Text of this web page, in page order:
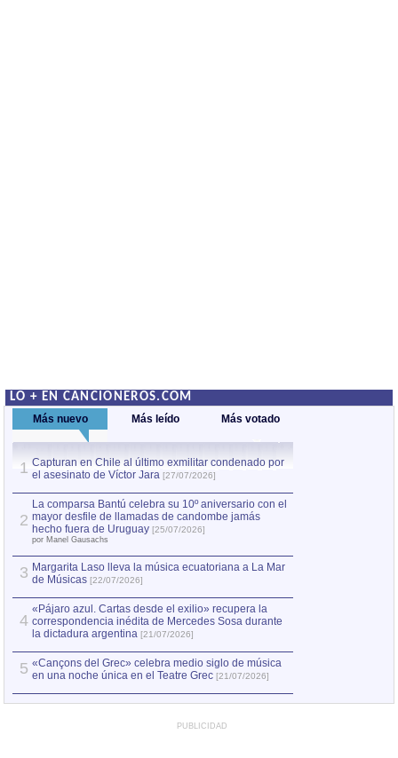
LO + EN CANCIONEROS.COM
Más nuevo Más leído Más votado
1 Capturan en Chile al último exmilitar condenado por
el asesinato de Víctor Jara [27/07/2026]
2
La comparsa Bantú celebra su 10º aniversario con el
mayor desfile de llamadas de candombe jamás
hecho fuera de Uruguay [25/07/2026]
por Manel Gausachs
3 Margarita Laso lleva la música ecuatoriana a La Mar
de Músicas [22/07/2026]
4
«Pájaro azul. Cartas desde el exilio» recupera la
correspondencia inédita de Mercedes Sosa durante
la dictadura argentina [21/07/2026]
5 «Cançons del Grec» celebra medio siglo de música
en una noche única en el Teatre Grec [21/07/2026]
PUBLICIDAD